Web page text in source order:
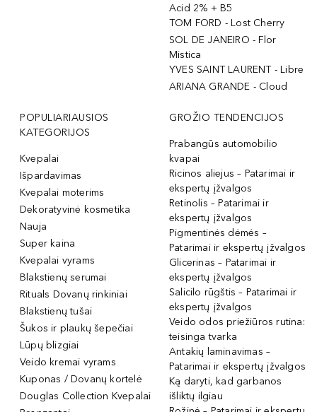
Acid 2% + B5
TOM FORD - Lost Cherry
SOL DE JANEIRO - Flor
Mistica
YVES SAINT LAURENT - Libre
ARIANA GRANDE - Cloud
POPULIARIAUSIOS
KATEGORIJOS
Kvepalai
Išpardavimas
Kvepalai moterims
Dekoratyvinė kosmetika
Nauja
Super kaina
Kvepalai vyrams
Blakstienų serumai
Rituals Dovanų rinkiniai
Blakstienų tušai
Šukos ir plaukų šepečiai
Lūpų blizgiai
Veido kremai vyrams
Kuponas / Dovanų kortelė
Douglas Collection Kvepalai
GROŽIO TENDENCIJOS
Prabangūs automobilio
kvapai
Ricinos aliejus – Patarimai ir
ekspertų įžvalgos
Retinolis – Patarimai ir
ekspertų įžvalgos
Pigmentinės dėmės –
Patarimai ir ekspertų įžvalgos
Glicerinas – Patarimai ir
ekspertų įžvalgos
Salicilo rūgštis – Patarimai ir
ekspertų įžvalgos
Veido odos priežiūros rutina:
teisinga tvarka
Antakių laminavimas –
Patarimai ir ekspertų įžvalgos
Ką daryti, kad garbanos
išliktų ilgiau